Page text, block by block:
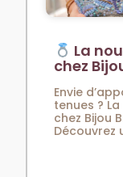
La
chez
Envie
tenues ?
chez Bijou
Découvrez